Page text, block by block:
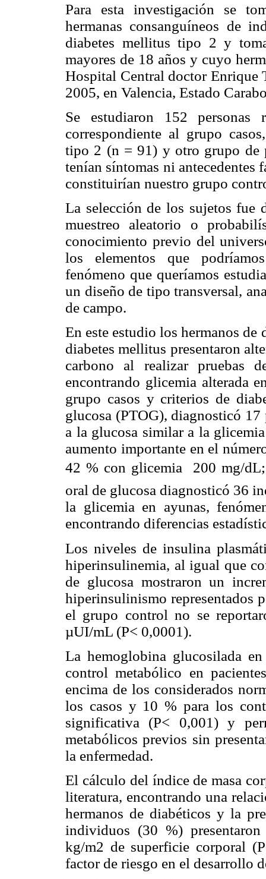
Para esta investigación se
hermanas consanguíneos de
diabetes mellitus tipo 2 y
mayores de 18 años y cuyo
Hospital Central doctor Enrique
2005, en Valencia, Estado
Se estudiaron 152
correspondiente al grupo
tipo 2 (n = 91) y otro grupo de
tenían síntomas ni
constituirían nuestro grupo
La selección de los sujetos fue
muestreo aleatorio o
conocimiento previo del
los elementos que
fenómeno que queríamos
un diseño de tipo transversal,
de campo.
En este estudio los hermanos
diabetes mellitus presentaron
carbono al realizar pruebas
encontrando glicemia alterada
grupo casos y criterios de
glucosa (PTOG), diagnosticó
a la glucosa similar a la
aumento importante en el
42 % con glicemia  200 mg/
oral de glucosa diagnosticó 36
la glicemia en ayunas,
encontrando diferencias
Los niveles de insulina
hiperinsulinemia, al igual que
de glucosa mostraron un
hiperinsulinismo representados
el grupo control no se
µUI/mL (P< 0,0001).
La hemoglobina glucosilada
control metabólico en
encima de los considerados
los casos y 10 % para los
significativa (P< 0,001) y
metabólicos previos sin
la enfermedad.
El cálculo del índice de masa
literatura, encontrando una
hermanos de diabéticos y la
individuos (30 %)
kg/m2 de superficie corporal
factor de riesgo en el desarrollo